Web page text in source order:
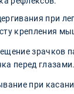
при
крепления
зрачков
перед глазами.
при